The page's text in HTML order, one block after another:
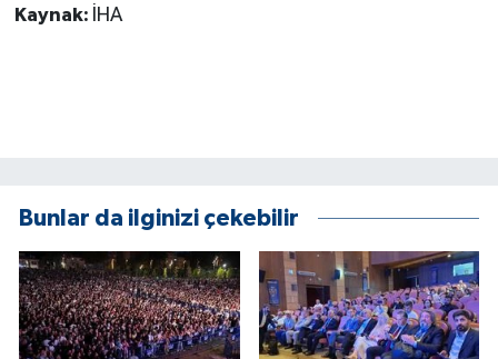
Kaynak: İHA
Bunlar da ilginizi çekebilir